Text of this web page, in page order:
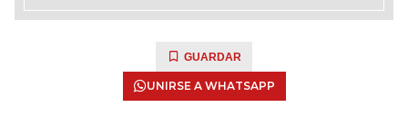
GUARDAR
UNIRSE A WHATSAPP